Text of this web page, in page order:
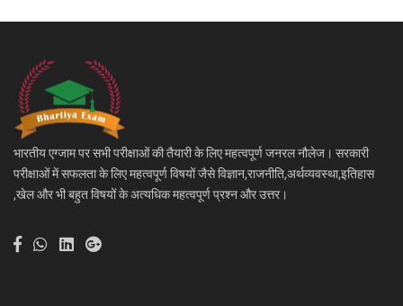
भारतीय एग्जाम पर सभी परीक्षाओं की तैयारी के लिए महत्वपूर्ण जनरल नौलेज। सरकारी
परीक्षाओं में सफलता के लिए महत्वपूर्ण विषयों जैसे विज्ञान,राजनीति,अर्थव्यवस्था,इतिहास
,खेल और भी बहुत विषयों के अत्यधिक महत्वपूर्ण प्रश्न और उत्तर।